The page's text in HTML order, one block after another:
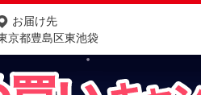
お届け先
京都豊島区東池袋